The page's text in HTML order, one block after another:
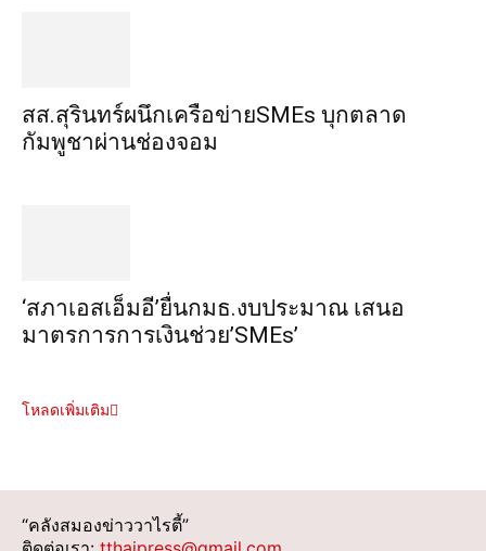
สส.สุรินทร์ผนึกเครือข่ายSMEs บุกตลาด
กัมพูชาผ่านช่องจอม
‘สภาเอสเอ็มอี’ยื่นกมธ.งบประมาณ เสนอ
มาตรการการเงินช่วย’SMEs’
โหลดเพิ่มเติม
“คลังสมองข่าววาไรตี้”